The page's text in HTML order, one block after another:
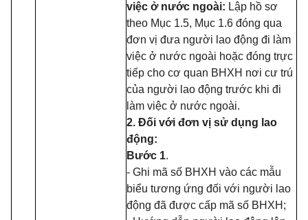
việc ở nước ngoài: Lập hồ sơ
theo Mục 1.5, Mục 1.6 đóng qua
đơn vị đưa người lao động đi làm
việc ở nước ngoài hoặc đóng trực
tiếp cho cơ quan BHXH nơi cư trú
của người lao động trước khi đi
làm việc ở nước ngoài.
2. Đối với đơn vị sử dụng lao
động:
Bước 1.
- Ghi mã số BHXH vào các mẫu
biểu tương ứng đối với người lao
động đã được cấp mã số BHXH;